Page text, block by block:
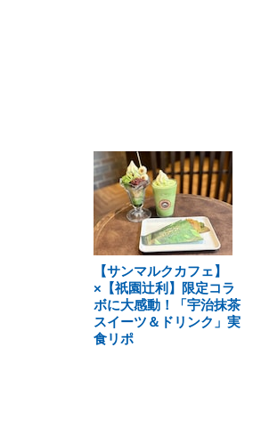
【サンマルクカフェ】
×【祇園辻利】限定コラ
ボに大感動！「宇治抹茶
スイーツ＆ドリンク」実
食リポ